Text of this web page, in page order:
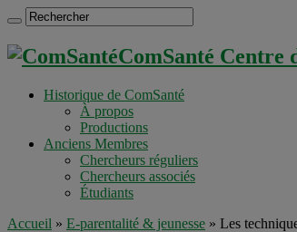
ComSanté Centre
Historique de ComSanté
À propos
Productions
Anciens Membres
Chercheurs réguliers
Chercheurs associés
Étudiants
Accueil » E-parentalité & jeunesse » Les